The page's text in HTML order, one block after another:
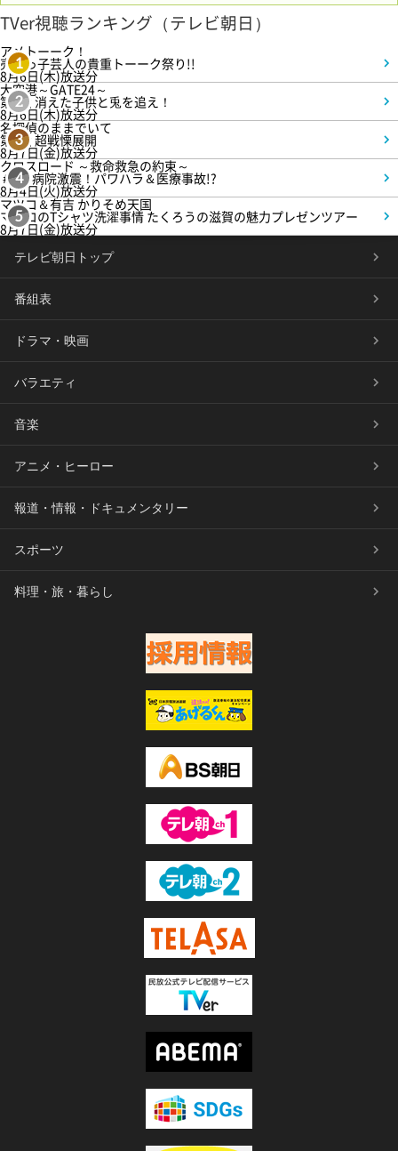
TVer視聴ランキング（テレビ朝日）
1
アメトーーク！
売れっ子芸人の貴重トーーク祭り!!
8月6日(木)放送分
2
大空港～GATE24～
第3話 消えた子供と兎を追え！
8月6日(木)放送分
3
名探偵のままでいて
第4話 超戦慄展開
8月7日(金)放送分
4
クロスロード ～救命救急の約束～
＃5 病院激震！パワハラ＆医療事故!?
8月4日(火)放送分
5
マツコ＆有吉 かりそめ天国
マツコのTシャツ洗濯事情 たくろうの滋賀の魅力プレゼンツアー
8月7日(金)放送分
テレビ朝日トップ
番組表
ドラマ・映画
バラエティ
音楽
アニメ・ヒーロー
報道・情報・ドキュメンタリー
スポーツ
料理・旅・暮らし